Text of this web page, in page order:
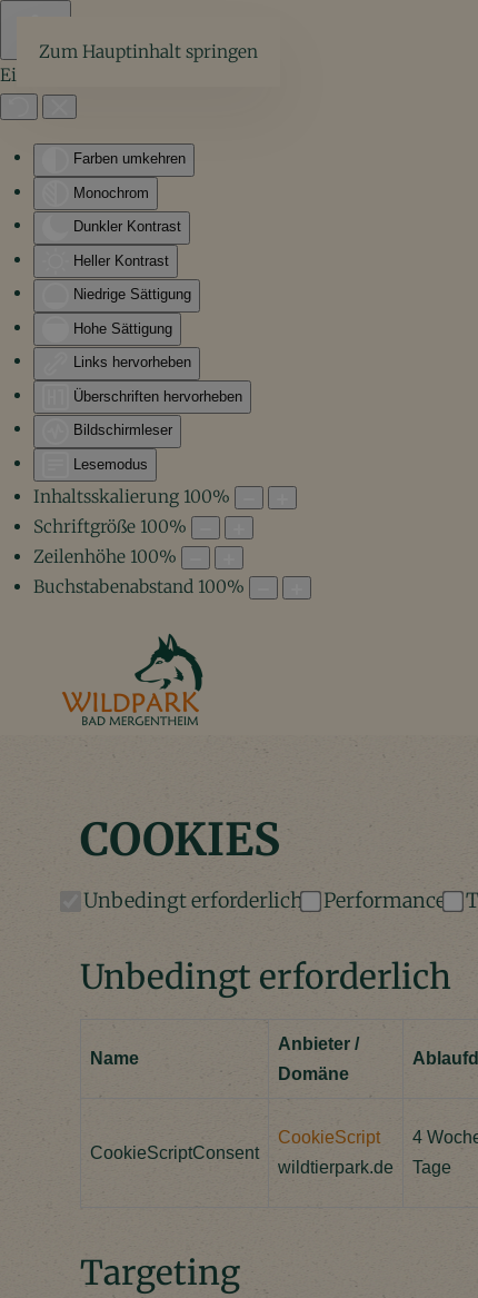
Eingabehilfen öffnen
Farben umkehren
Monochrom
Dunkler Kontrast
Heller Kontrast
Niedrige Sättigung
Hohe Sättigung
Links hervorheben
Überschriften hervorheben
Bildschirmleser
Lesemodus
Inhaltsskalierung 100%
Schriftgröße 100%
Zeilenhöhe 100%
Buchstabenabstand 100%
Zum Hauptinhalt springen
COOKIES
Unbedingt erforderlich Performance
Unbedingt erforderlich
Name
Anbieter /
Domäne
CookieScriptConsent
CookieScript
wildtierpark.de
4
Tage
Targeting